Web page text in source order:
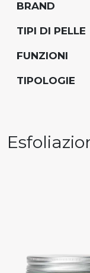
BRAND
TIPI DI PELLE
FUNZIONI
TIPOLOGIE